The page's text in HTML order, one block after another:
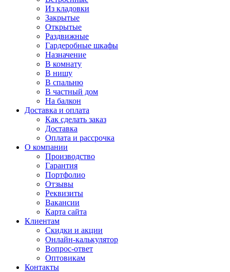
Из кладовки
Закрытые
Открытые
Раздвижные
Гардеробные шкафы
Назначение
В комнату
В нишу
В спальню
В частный дом
На балкон
Доставка и оплата
Как сделать заказ
Доставка
Оплата и рассрочка
О компании
Производство
Гарантия
Портфолио
Отзывы
Реквизиты
Вакансии
Карта сайта
Клиентам
Скидки и акции
Онлайн-калькулятор
Вопрос-ответ
Оптовикам
Контакты